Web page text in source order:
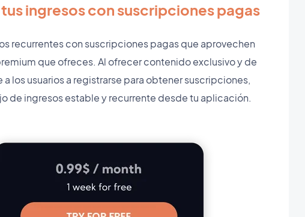
ingresos con suscripciones pagas
recurrentes con suscripciones pagas que aprovechen
que ofreces. Al ofrecer contenido exclusivo y de
a los usuarios a registrarse para obtener suscripciones,
de ingresos estable y recurrente desde tu aplicación.